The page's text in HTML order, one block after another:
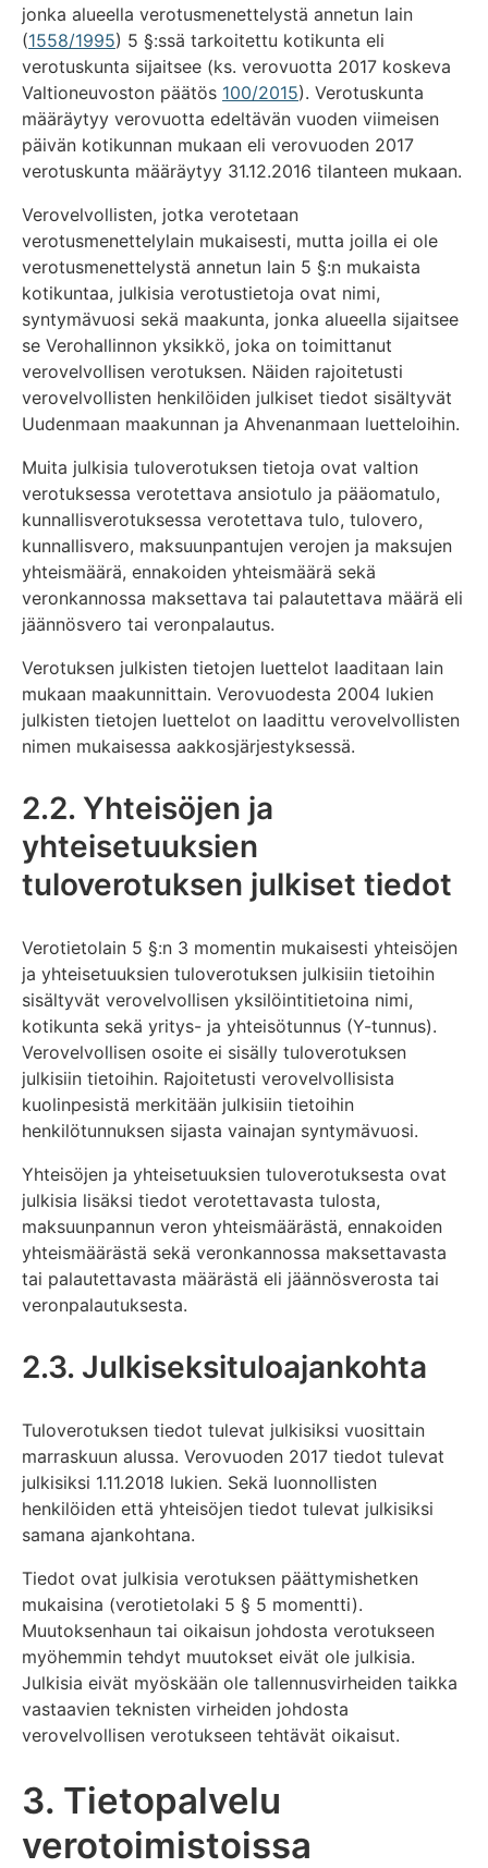
jonka alueella verotusmenettelystä annetun lain
(1558/1995) 5 §:ssä tarkoitettu kotikunta eli
verotuskunta sijaitsee (ks. verovuotta 2017 koskeva
Valtioneuvoston päätös 100/2015). Verotuskunta
määräytyy verovuotta edeltävän vuoden viimeisen
päivän kotikunnan mukaan eli verovuoden 2017
verotuskunta määräytyy 31.12.2016 tilanteen mukaan.
Verovelvollisten, jotka verotetaan
verotusmenettelylain mukaisesti, mutta joilla ei ole
verotusmenettelystä annetun lain 5 §:n mukaista
kotikuntaa, julkisia verotustietoja ovat nimi,
syntymävuosi sekä maakunta, jonka alueella sijaitsee
se Verohallinnon yksikkö, joka on toimittanut
verovelvollisen verotuksen. Näiden rajoitetusti
verovelvollisten henkilöiden julkiset tiedot sisältyvät
Uudenmaan maakunnan ja Ahvenanmaan luetteloihin.
Muita julkisia tuloverotuksen tietoja ovat valtion
verotuksessa verotettava ansiotulo ja pääomatulo,
kunnallisverotuksessa verotettava tulo, tulovero,
kunnallisvero, maksuunpantujen verojen ja maksujen
yhteismäärä, ennakoiden yhteismäärä sekä
veronkannossa maksettava tai palautettava määrä eli
jäännösvero tai veronpalautus.
Verotuksen julkisten tietojen luettelot laaditaan lain
mukaan maakunnittain. Verovuodesta 2004 lukien
julkisten tietojen luettelot on laadittu verovelvollisten
nimen mukaisessa aakkosjärjestyksessä.
2.2. Yhteisöjen ja
yhteisetuuksien
tuloverotuksen julkiset tiedot
Verotietolain 5 §:n 3 momentin mukaisesti yhteisöjen
ja yhteisetuuksien tuloverotuksen julkisiin tietoihin
sisältyvät verovelvollisen yksilöintitietoina nimi,
kotikunta sekä yritys- ja yhteisötunnus (Y-tunnus).
Verovelvollisen osoite ei sisälly tuloverotuksen
julkisiin tietoihin. Rajoitetusti verovelvollisista
kuolinpesistä merkitään julkisiin tietoihin
henkilötunnuksen sijasta vainajan syntymävuosi.
Yhteisöjen ja yhteisetuuksien tuloverotuksesta ovat
julkisia lisäksi tiedot verotettavasta tulosta,
maksuunpannun veron yhteismäärästä, ennakoiden
yhteismäärästä sekä veronkannossa maksettavasta
tai palautettavasta määrästä eli jäännösverosta tai
veronpalautuksesta.
2.3. Julkiseksituloajankohta
Tuloverotuksen tiedot tulevat julkisiksi vuosittain
marraskuun alussa. Verovuoden 2017 tiedot tulevat
julkisiksi 1.11.2018 lukien. Sekä luonnollisten
henkilöiden että yhteisöjen tiedot tulevat julkisiksi
samana ajankohtana.
Tiedot ovat julkisia verotuksen päättymishetken
mukaisina (verotietolaki 5 § 5 momentti).
Muutoksenhaun tai oikaisun johdosta verotukseen
myöhemmin tehdyt muutokset eivät ole julkisia.
Julkisia eivät myöskään ole tallennusvirheiden taikka
vastaavien teknisten virheiden johdosta
verovelvollisen verotukseen tehtävät oikaisut.
3. Tietopalvelu
verotoimistoissa